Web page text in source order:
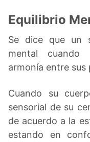
Equilibrio
Se dice que un
mental cuando
armonía entre sus
Cuando su
sensorial de su
de acuerdo a la
estando en